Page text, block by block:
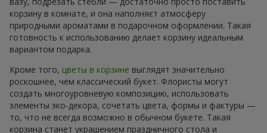
корзину в комнате, и она наполняєт атмосферу
природными ароматами в подарочном оформлении. Такая
готовность к использованию делает корзину идеальным
вариантом подарка.
Кроме того, цветы в корзине выглядят значительно
роскошнее, чем классический букет. Флористы могут
создать многоуровневую композицию, использовать
элементы эко-декора, сочетать цвета, формы и фактуры —
то, что не всегда возможно в обычном букете. Такая
корзина станет украшением праздничного стола и